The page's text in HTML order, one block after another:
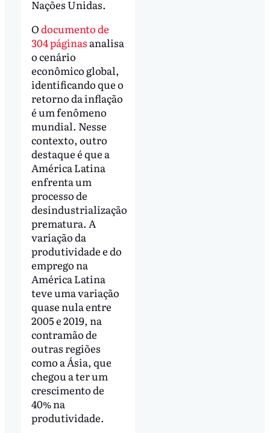
Nações Unidas.
Odocumento de
304 páginas analisa
o cenário
econômico global,
identificando que o
retorno da inflação
é um fenômeno
mundial. Nesse
contexto, outro
destaque é que a
América Latina
enfrenta um
processo de
desindustrialização
prematura. A
variação da
produtividade e do
emprego na
América Latina
teve uma variação
quase nula entre
2005 e 2019, na
contramão de
outras regiões
como a Ásia, que
chegou a ter um
crescimento de
40% na
produtividade.